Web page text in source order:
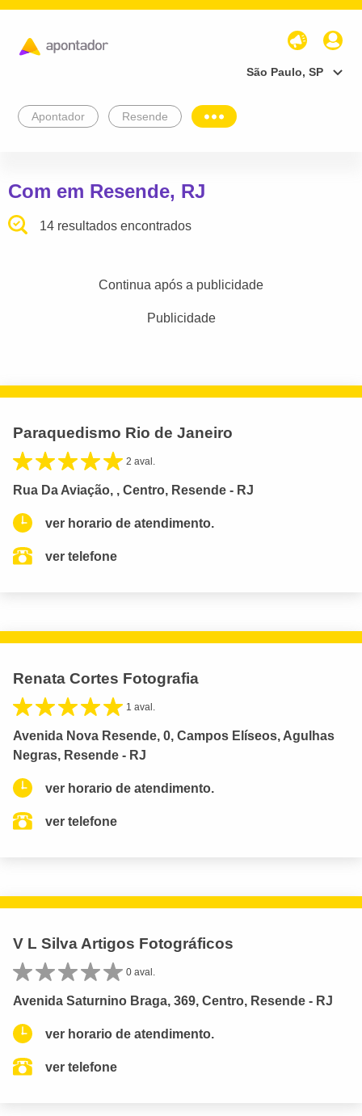
São Paulo, SP
Apontador Resende
Com em Resende, RJ
14 resultados encontrados
Continua após a publicidade
Publicidade
Paraquedismo Rio de Janeiro
2 aval.
Rua Da Aviação, , Centro, Resende - RJ
ver horario de atendimento.
ver telefone
Renata Cortes Fotografia
1 aval.
Avenida Nova Resende, 0, Campos Elíseos, Agulhas
Negras, Resende - RJ
ver horario de atendimento.
ver telefone
V L Silva Artigos Fotográficos
0 aval.
Avenida Saturnino Braga, 369, Centro, Resende - RJ
ver horario de atendimento.
ver telefone